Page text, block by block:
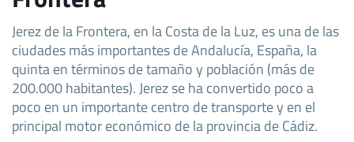
Jerez de la Frontera, en la Costa de la Luz, es una de las
ciudades más importantes de Andalucía, España, la
quinta en términos de tamaño y población (más de
200.000 habitantes). Jerez se ha convertido poco a
poco en un importante centro de transporte y en el
principal motor económico de la provincia de Cádiz.